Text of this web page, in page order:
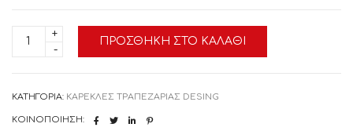
Καρέκλα
Felicia
ΠΡΟΣΘΉΚΗ ΣΤΟ ΚΑΛΆΘΙ
ΚΑΤΗΓΟΡΊΑ: ΚΑΡΕΚΛΕΣ ΤΡΑΠΕΖΑΡΙΑΣ DESING
ΚΟΙΝΟΠΟΊΗΣΗ: